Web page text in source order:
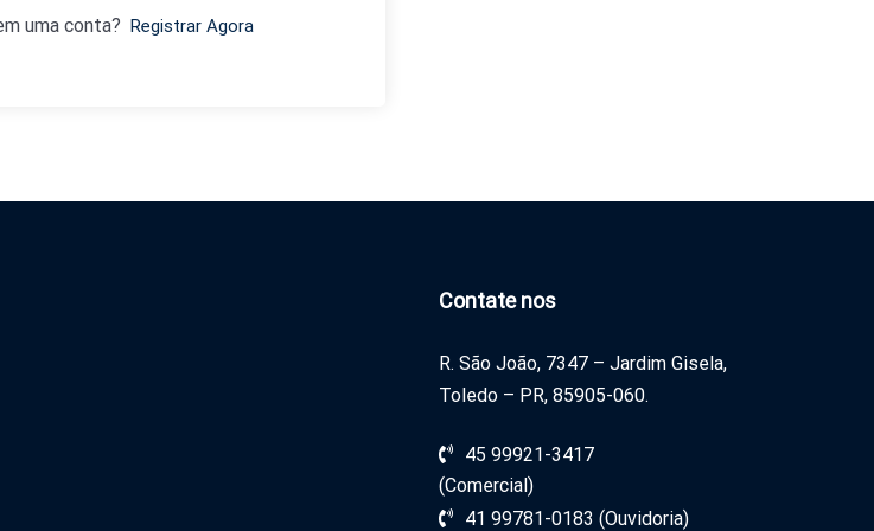
uma conta? Registrar Agora
Contate nos
R. São João, 7347 – Jardim Gisela,
Toledo – PR, 85905-060.
45 99921-3417
(Comercial)
41 99781-0183 (Ouvidoria)